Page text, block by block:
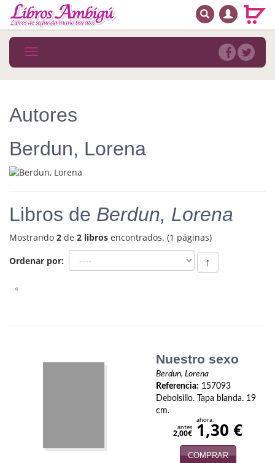
MENÚ PRINCIPAL
Novedades
MATERIAS
Arte
Astrología. Ocultismo
BUSCAR
Toggle
navigation
Autores
Berdun, Lorena
Libros de Berdun, Lorena
Mostrando 2 de 2 libros encontrados. (1 páginas)
Ordenar por:
↑
«
Nuestro sexo
Berdun, Lorena
Referencia: 157093
Debolsillo. Tapa blanda. 19
cm.
antes
2,00€
ahora:
1,30 €
COMPRAR